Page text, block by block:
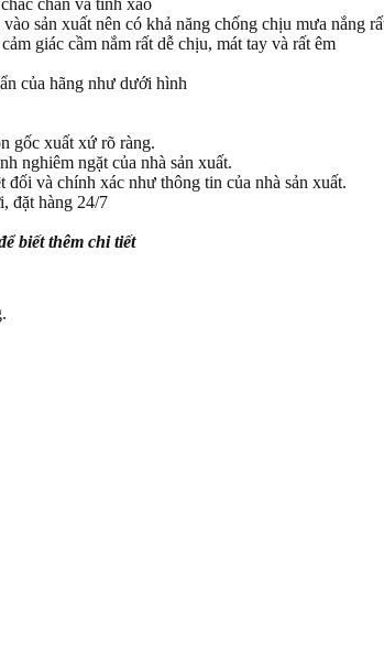
chắn và tinh xảo
sản xuất nên có khả năng chống chịu mưa nắng
giác cầm nắm rất dễ chịu, mát tay và rất êm
của hãng như dưới hình
gốc xuất xứ rõ ràng.
nghiêm ngặt của nhà sản xuất.
đối và chính xác như thông tin của nhà sản xuất.
đặt hàng 24/7
biết thêm chi tiết